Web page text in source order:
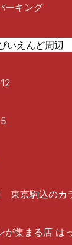
ーキング
いえんど周辺
東京駒込のカ
集まる店 は